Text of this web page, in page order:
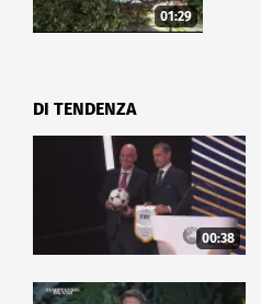
01:29
DI TENDENZA
00:38